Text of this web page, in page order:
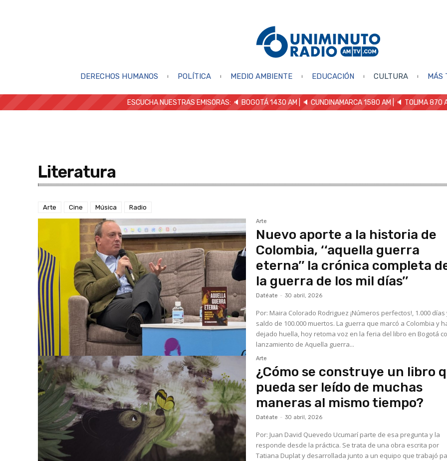
DERECHOS HUMANOS POLÍTICA MEDIO AMBIENTE EDUCACIÓN CULTURA MÁS
ESCUCHA NUESTRAS EMISORAS: 🔈 BOGOTÁ 1430 AM | 🔈 CUNDINAMARCA 1580 AM | 🔈 TOLIMA 870
Literatura
Arte Cine Música Radio
Arte
Nuevo aporte a la historia de
Colombia, ‘‘aquella guerra
eterna’’ la crónica completa
la guerra de los mil días’’
Datéate - 30 abril, 2026
Por: Maira Colorado Rodriguez ¡Números perfectos!, 1.000 días y un
saldo de 100.000 muertos. La guerra que marcó a Colombia y
dejado huella, hoy retoma voz en la feria del libro en Bogotá
lanzamiento de Aquella guerra...
Arte
¿Cómo se construye un libro
pueda ser leído de muchas
maneras al mismo tiempo?
Datéate - 30 abril, 2026
Por: Juan David Quevedo Ucumarí parte de esa pregunta y la
responde desde la práctica. Se trata de una obra escrita por
Tatiana Duplat y desarrollada junto a un equipo que trabajó